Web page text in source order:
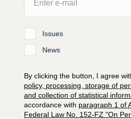
Issues
News
By clicking the button, I agree
policy, processing, storage of
and collection of statistical
accordance with paragraph 1 of
Federal Law No. 152-FZ "On